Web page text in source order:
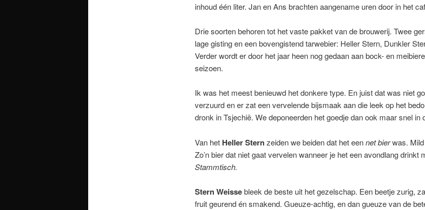
inhoud één liter. Jan en Ans brachten aangename uren door in het
Drie soorten behoren tot het vaste pakket van de brouwerij. Twee
lage gisting en een bovengistend tarwebier: Heller Stern, Dunkler
Verder wordt er door het jaar heen nog gedaan aan bock- en
seizoen.
Ik was het meest benieuwd het donkere type. En juist dat was niet
verzuurd en er zat een vervelende bijsmaak aan die leek op het
dronk in Tsjechië. We deponeerden het goedje dan ook maar snel in
Van het Heller Sternzeiden we beiden dat het eennet bierwas. Mild
Zo’n bier dat niet gaat vervelen wanneer je het een avondlang drinkt
Stammtisch.
Stern Weissebleek de beste uit het gezelschap. Een beetje zurig,
fruit geurend én smakend. Gueuze-achtig, en dan gueuze van de